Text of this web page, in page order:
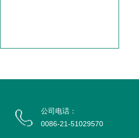
公司电话：
0086-21-51029570